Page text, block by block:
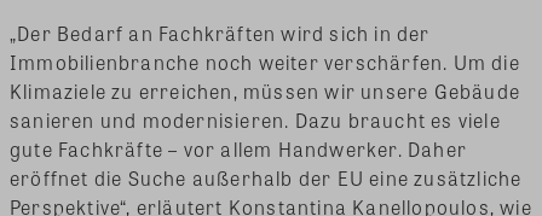
„Der Bedarf an Fachkräften wird sich in der
Immobilienbranche noch weiter verschärfen. Um die
Klimaziele zu erreichen, müssen wir unsere Gebäude
sanieren und modernisieren. Dazu braucht es viele
gute Fachkräfte – vor allem Handwerker. Daher
eröffnet die Suche außerhalb der EU eine zusätzliche
Perspektive“, erläutert Konstantina Kanellopoulos, wie